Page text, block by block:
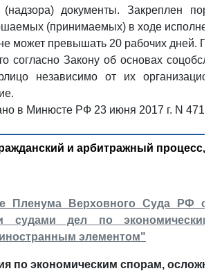
документы. Закреплен
(принимаемых) в ходе
может превышать 20 рабочих дней.
согласно Закону об основах
независимо от их
в Минюсте РФ 23 июня 2017 г. N
и арбитражный процесс,
Пленума Верховного Суда РФ
судами дел по
элементом"
по экономическим спорам,